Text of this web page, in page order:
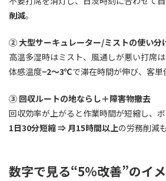
削減。
② 大型サーキュレーター/ミストの使い分
高温多湿時はミスト、風通しが悪い打席
体感温度−2〜3℃で滞在時間が伸び、客単
③ 回収ルートの地ならし＋障害物撤去
回収効率が上がると作業時間が短縮し、ボ
1日30分短縮 ⇒ 月15時間以上の労務削減
数字で見る“5％改善”のイ